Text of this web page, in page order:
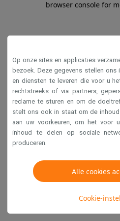
browser console for
Op onze sites en applicaties
bezoek. Deze gegevens stellen
en diensten te leveren die voor u
rechtstreeks of via partners,
reclame te sturen en om de
stelt ons ook in staat om de
aan uw voorkeuren, om het voor
inhoud te delen op sociale
produceren.
Alle cookies
Cookie-